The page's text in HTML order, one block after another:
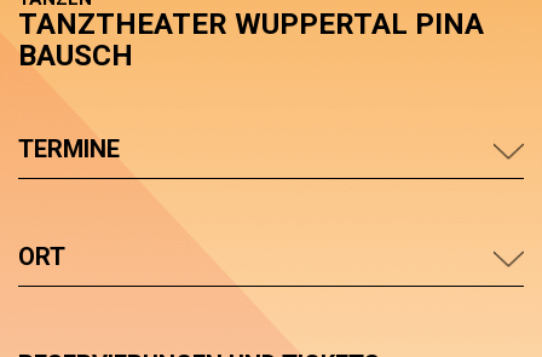
TANZTHEATER WUPPERTAL PINA
BAUSCH
TERMINE
ORT